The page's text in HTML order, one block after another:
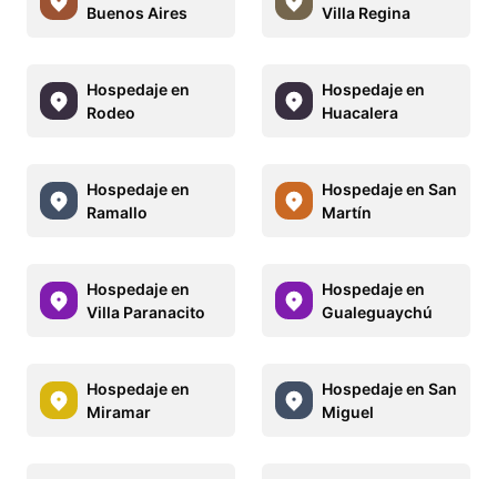
Buenos Aires
Villa Regina
Hospedaje en
Rodeo
Hospedaje en
Huacalera
Hospedaje en
Ramallo
Hospedaje en San
Martín
Hospedaje en
Villa Paranacito
Hospedaje en
Gualeguaychú
Hospedaje en
Miramar
Hospedaje en San
Miguel